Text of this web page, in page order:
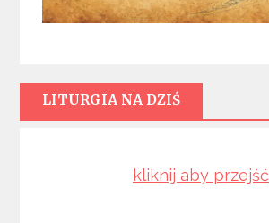
LITURGIA NA DZIŚ
kliknij aby przejść